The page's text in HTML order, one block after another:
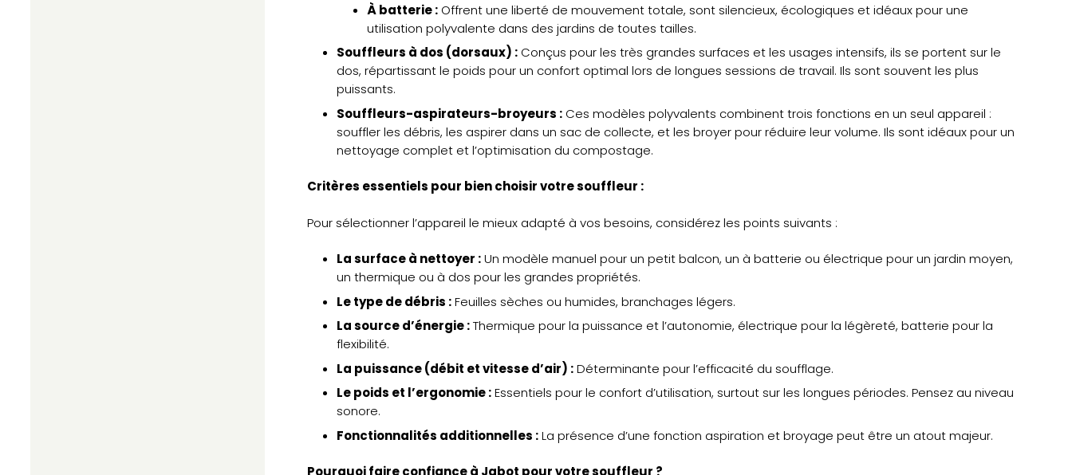
À batterie :Offrent une liberté de mouvement totale, sont silencieux, écologiques et idéaux pour une
utilisation polyvalente dans des jardins de toutes tailles.
Souffleurs à dos (dorsaux) : Conçus pour les très grandes surfaces et les usages intensifs, ils se portent sur le
dos, répartissant le poids pour un confort optimal lors de longues sessions de travail. Ils sont souvent les plus
puissants.
Souffleurs-aspirateurs-broyeurs : Ces modèles polyvalents combinent trois fonctions en un seul appareil :
souffler les débris, les aspirer dans un sac de collecte, et les broyer pour réduire leur volume. Ils sont idéaux pour un
nettoyage complet et l’optimisation du compostage.
Critères essentiels pour bien choisir votre souffleur :
Pour sélectionner l’appareil le mieux adapté à vos besoins, considérez les points suivants :
La surface à nettoyer :Un modèle manuel pour un petit balcon, un à batterie ou électrique pour un jardin moyen,
un thermique ou à dos pour les grandes propriétés.
Le type de débris :Feuilles sèches ou humides, branchages légers.
La source d’énergie :Thermique pour la puissance et l’autonomie, électrique pour la légèreté, batterie pour la
flexibilité.
La puissance (débit et vitesse d’air) :Déterminante pour l’efficacité du soufflage.
Le poids et l’ergonomie :Essentiels pour le confort d’utilisation, surtout sur les longues périodes. Pensez au niveau
sonore.
Fonctionnalités additionnelles :La présence d’une fonction aspiration et broyage peut être un atout majeur.
Pourquoi faire confiance à Jabot pour votre souffleur ?